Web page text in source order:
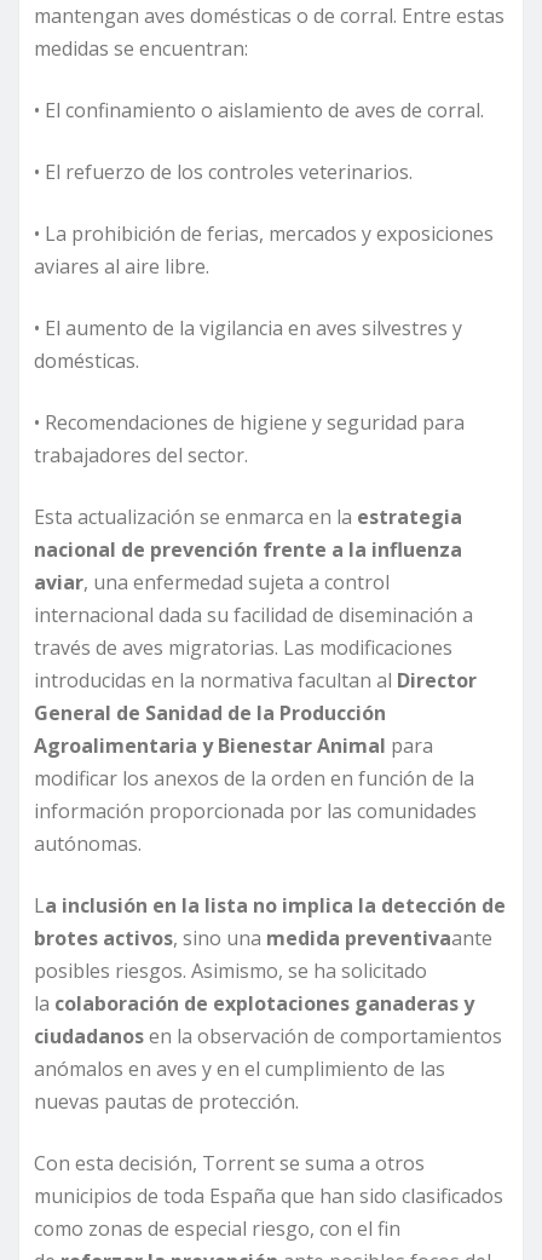
mantengan aves domésticas o de corral. Entre estas
medidas se encuentran:
• El confinamiento o aislamiento de aves de corral.
• El refuerzo de los controles veterinarios.
• La prohibición de ferias, mercados y exposiciones
aviares al aire libre.
• El aumento de la vigilancia en aves silvestres y
domésticas.
• Recomendaciones de higiene y seguridad para
trabajadores del sector.
Esta actualización se enmarca en la estrategia
nacional de prevención frente a la influenza
aviar, una enfermedad sujeta a control
internacional dada su facilidad de diseminación a
través de aves migratorias. Las modificaciones
introducidas en la normativa facultan al Director
General de Sanidad de la Producción
Agroalimentaria y Bienestar Animal para
modificar los anexos de la orden en función de la
información proporcionada por las comunidades
autónomas.
La inclusión en la lista no implica la detección de
brotes activos, sino una medida preventivaante
posibles riesgos. Asimismo, se ha solicitado
la colaboración de explotaciones ganaderas y
ciudadanosen la observación de comportamientos
anómalos en aves y en el cumplimiento de las
nuevas pautas de protección.
Con esta decisión, Torrent se suma a otros
municipios de toda España que han sido clasificados
como zonas de especial riesgo, con el fin